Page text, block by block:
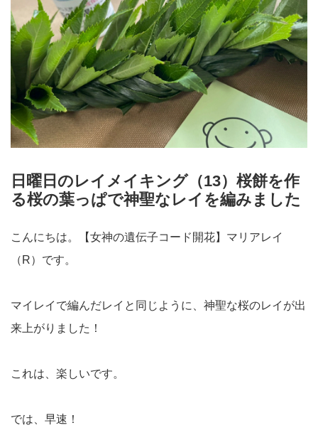
日曜日のレイメイキング（13）桜餅を作
る桜の葉っぱで神聖なレイを編みました
こんにちは。【女神の遺伝子コード開花】マリアレイ
（R）です。
マイレイで編んだレイと同じように、神聖な桜のレイが出
来上がりました！
これは、楽しいです。
では、早速！